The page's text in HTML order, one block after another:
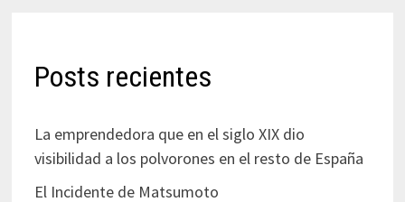
Posts recientes
La emprendedora que en el siglo XIX dio
visibilidad a los polvorones en el resto de España
El Incidente de Matsumoto